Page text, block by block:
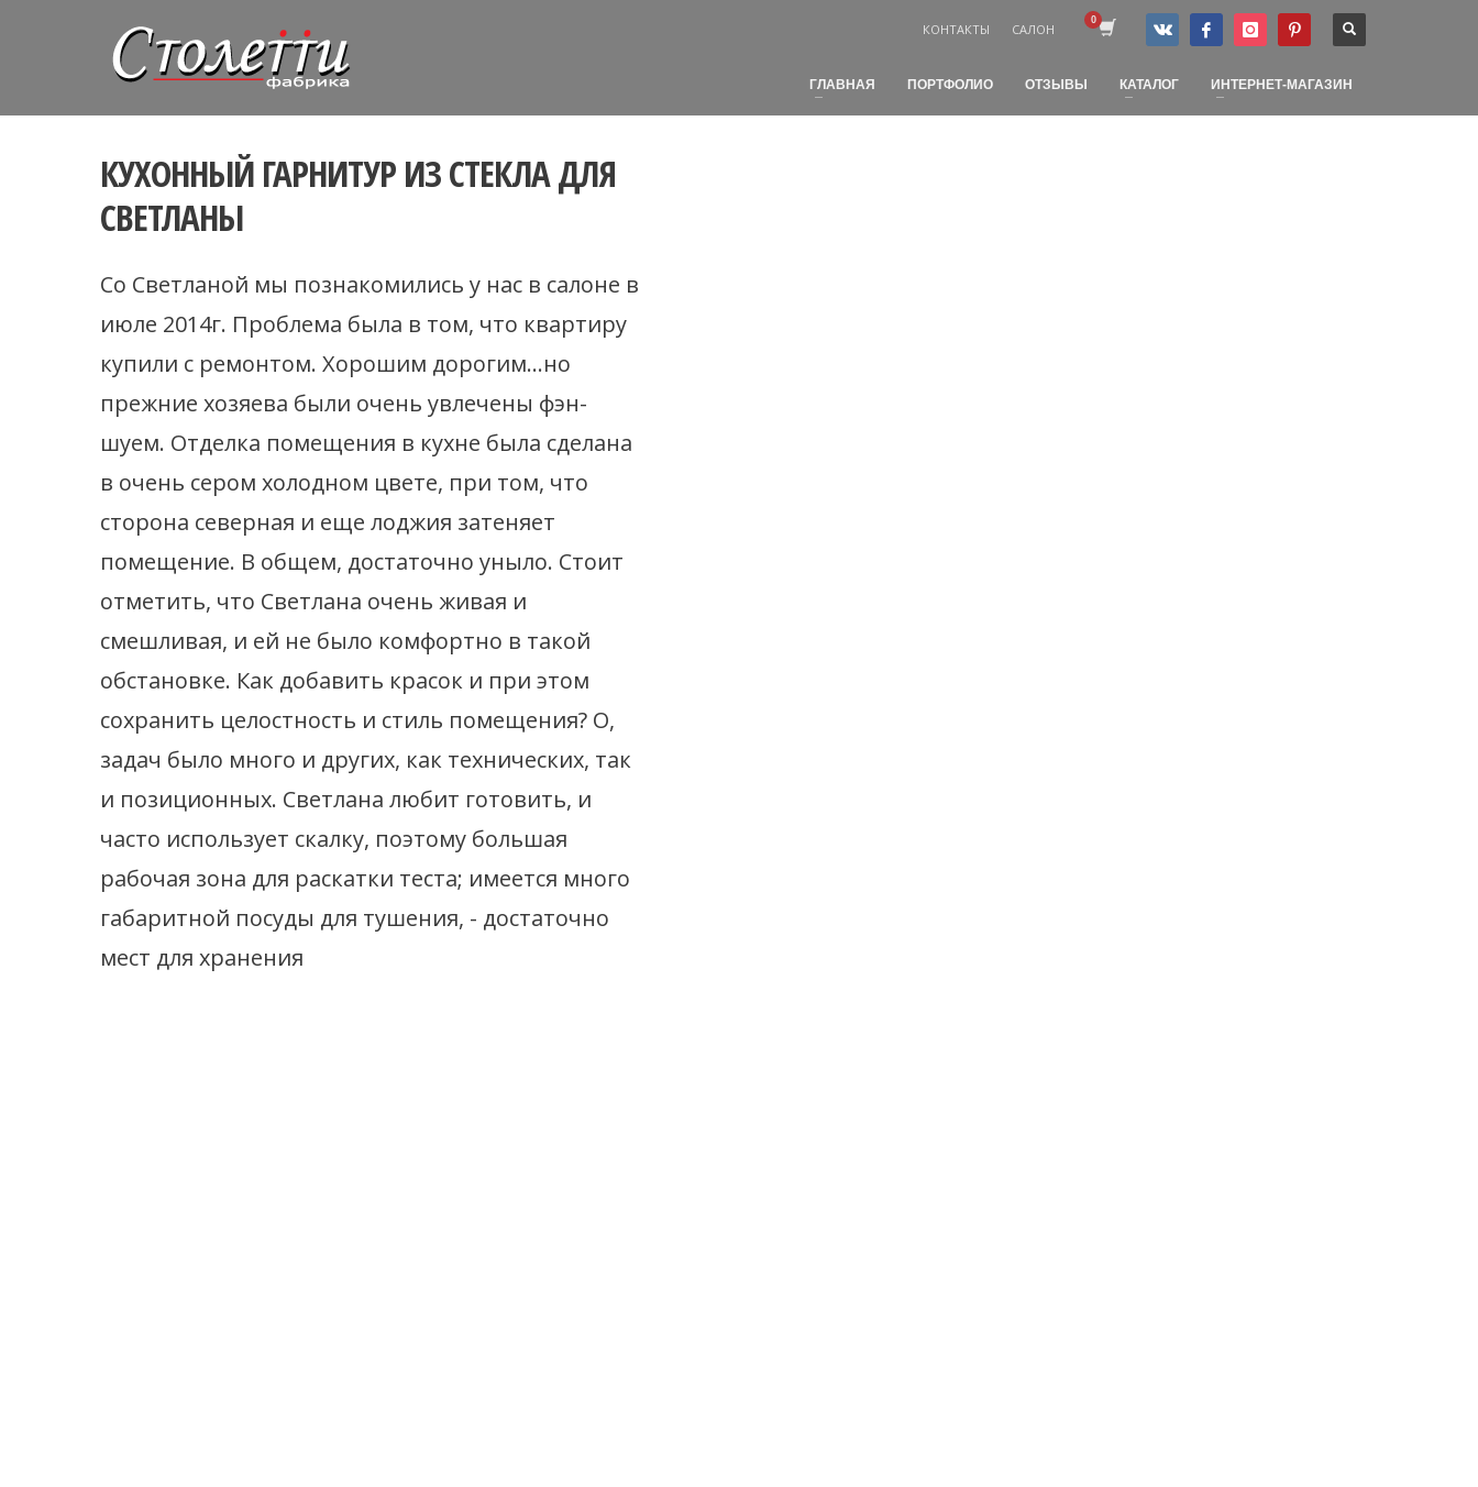
КОНТАКТЫ САЛОН
ГЛАВНАЯ ПОРТФОЛИО ОТЗЫВЫ КАТАЛОГ ИНТЕРНЕТ-МАГАЗИН
КУХОННЫЙ ГАРНИТУР ИЗ СТЕКЛА ДЛЯ
СВЕТЛАНЫ
Со Светланой мы познакомились у нас в салоне в
июле 2014г. Проблема была в том, что квартиру
купили с ремонтом. Хорошим дорогим…но
прежние хозяева были очень увлечены фэн-
шуем. Отделка помещения в кухне была сделана
в очень сером холодном цвете, при том, что
сторона северная и еще лоджия затеняет
помещение. В общем, достаточно уныло. Стоит
отметить, что Светлана очень живая и
смешливая, и ей не было комфортно в такой
обстановке. Как добавить красок и при этом
сохранить целостность и стиль помещения? О,
задач было много и других, как технических, так
и позиционных. Светлана любит готовить, и
часто использует скалку, поэтому большая
рабочая зона для раскатки теста; имеется много
габаритной посуды для тушения, - достаточно
мест для хранения